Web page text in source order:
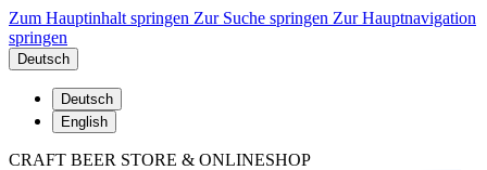
Zum Hauptinhalt springen Zur Suche springen Zur Hauptnavigation
springen
Deutsch
Deutsch
English
CRAFT BEER STORE & ONLINESHOP